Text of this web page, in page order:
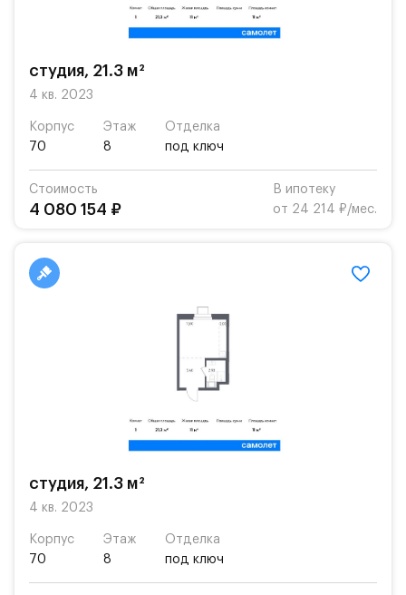
студия, 21.3 м²
4 кв. 2023
Корпус
70
Этаж
8
Отделка
под ключ
Стоимость
4 080 154 ₽
В ипотеку
от 24 214 ₽/мес.
студия, 21.3 м²
4 кв. 2023
Корпус
70
Этаж
8
Отделка
под ключ